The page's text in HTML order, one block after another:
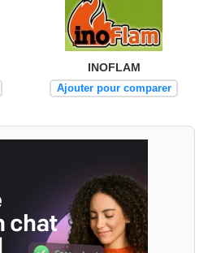
INOFLAM
Ajouter pour comparer